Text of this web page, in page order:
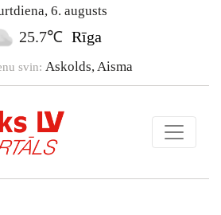
, 6. augusts
25.7℃ Rīga
svin: Askolds, Aisma